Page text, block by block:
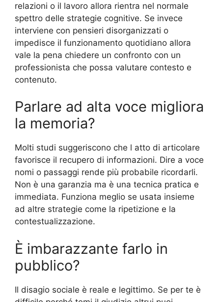
relazioni o il lavoro allora rientra nel normale
spettro delle strategie cognitive. Se invece
interviene con pensieri disorganizzati o
impedisce il funzionamento quotidiano allora
vale la pena chiedere un confronto con un
professionista che possa valutare contesto e
contenuto.
Parlare ad alta voce migliora
la memoria?
Molti studi suggeriscono che l atto di articolare
favorisce il recupero di informazioni. Dire a voce
nomi o passaggi rende più probabile ricordarli.
Non è una garanzia ma è una tecnica pratica e
immediata. Funziona meglio se usata insieme
ad altre strategie come la ripetizione e la
contestualizzazione.
È imbarazzante farlo in
pubblico?
Il disagio sociale è reale e legittimo. Se per te è